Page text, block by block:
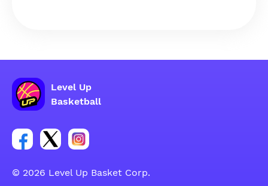
Level Up
Basketball
Ссылка на группу Facebook
Ссылка на группу Tweeter
Ссылка на группу Instagram
© 2026 Level Up Basket Corp.